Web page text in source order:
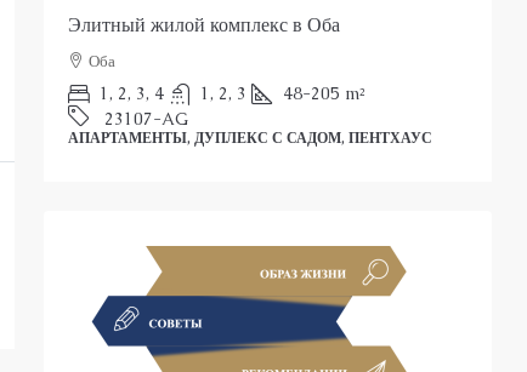
Роскошные апартаменты на продажу в Оба
Аланья
Оба
1, 2, 3, 4
26026-LI